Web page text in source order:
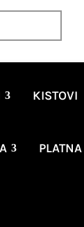
KISTOVI